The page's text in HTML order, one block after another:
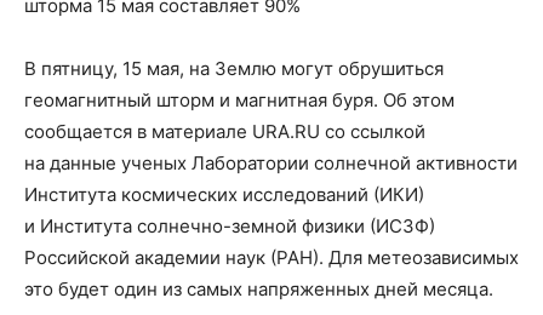
шторма 15 мая составляет 90%
В пятницу, 15 мая, на Землю могут обрушиться
геомагнитный шторм и магнитная буря. Об этом
сообщается в материале URA.RU со ссылкой
на данные ученых Лаборатории солнечной активности
Института космических исследований (ИКИ)
и Института солнечно-земной физики (ИСЗФ)
Российской академии наук (РАН). Для метеозависимых
это будет один из самых напряженных дней месяца.